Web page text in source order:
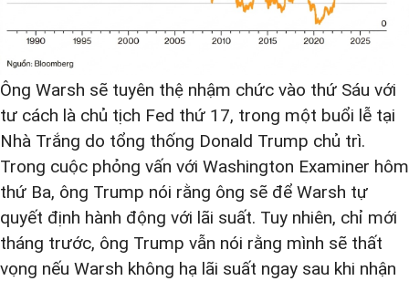
Ông Warsh sẽ tuyên thệ nhậm chức vào thứ Sáu với
tư cách là chủ tịch Fed thứ 17, trong một buổi lễ tại
Nhà Trắng do tổng thống Donald Trump chủ trì.
Trong cuộc phỏng vấn với Washington Examiner hôm
thứ Ba, ông Trump nói rằng ông sẽ để Warsh tự
quyết định hành động với lãi suất. Tuy nhiên, chỉ mới
tháng trước, ông Trump vẫn nói rằng mình sẽ thất
vọng nếu Warsh không hạ lãi suất ngay sau khi nhận